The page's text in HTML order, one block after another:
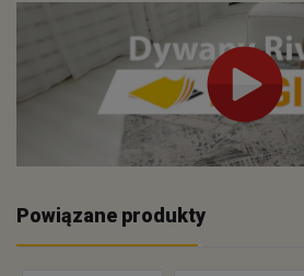
Powiązane produkty